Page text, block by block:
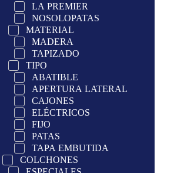
LA PREMIER
NOSOLOPATAS
MATERIAL
MADERA
TAPIZADO
TIPO
ABATIBLE
APERTURA LATERAL
CAJONES
ELÉCTRICOS
FIJO
PATAS
TAPA EMBUTIDA
COLCHONES